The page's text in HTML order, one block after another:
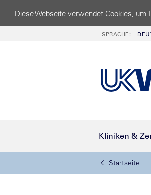
Diese Webseite verwendet Cookies, um
SPRACHE:
Kliniken &
Startseite